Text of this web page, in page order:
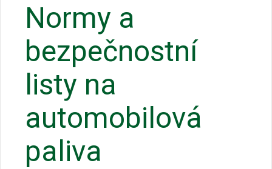
Normy a
bezpečnostní
listy na
automobilová
paliva